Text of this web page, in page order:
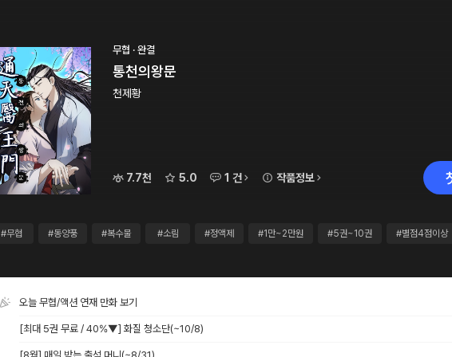
무협 · 완결
통천의왕문
천제황
7.7천 5.0 1 건 작품정보
#무협 #동양풍 #복수물 #소림 #정액제 #1만~2만원 #5권~10권 #별점4점이상
오늘 무협/액션 연재 만화 보기
[최대 5권 무료 / 40%▼] 화질 청소단(~10/8)